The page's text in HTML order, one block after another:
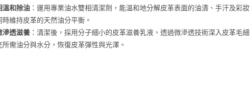
溫和除油 ：運用專業油水雙相清潔劑，能溫和地分解皮革表面的油漬、手汗及彩妝
時維持皮革的天然油分平衡。
滲透滋養 ：清潔後，採用分子細小的皮革滋養乳液，透過微滲透技術深入皮革毛細
所需油分與水分，恢復皮革彈性與光澤。